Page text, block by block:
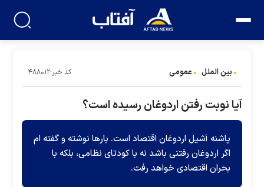
بین الملل عمومی کد خبر:۴۸۸۰۱۲
آیا نوبت رفتن اردوغان رسیده است؟
پاشنه آشیل اردوغان اقتصاد است. بارها نوشته و گفته ام
اگر اردوغان رفتنی باشد نه با کودتای نظامی، بلکه با
بحران اقتصادی خواهد رفت.